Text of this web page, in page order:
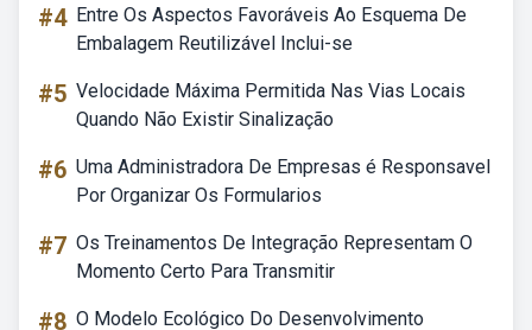
#4 Entre Os Aspectos Favoráveis Ao Esquema De
Embalagem Reutilizável Inclui-se
#5 Velocidade Máxima Permitida Nas Vias Locais
Quando Não Existir Sinalização
#6 Uma Administradora De Empresas é Responsavel
Por Organizar Os Formularios
#7 Os Treinamentos De Integração Representam O
Momento Certo Para Transmitir
#8 O Modelo Ecológico Do Desenvolvimento